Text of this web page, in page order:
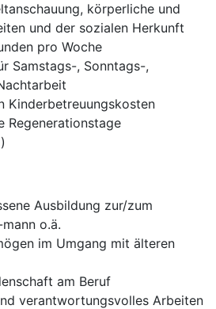
körperliche und
und der sozialen Herkunft
pro Woche
Samstags-, Sonntags-,
Kinderbetreuungskosten
Regenerationstage
Ausbildung zur/zum
o.ä.
im Umgang mit älteren
am Beruf
verantwortungsvolles Arbeiten